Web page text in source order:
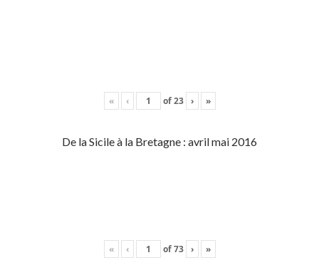
« ‹ of23 › »
De la Sicile à la Bretagne : avril mai 2016
« ‹ of73 › »